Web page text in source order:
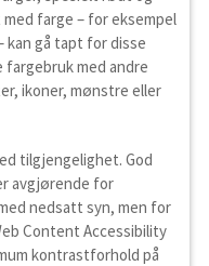
farge – for eksempel
kan gå tapt for disse
fargebruk med andre
ikoner, mønstre eller
tilgjengelighet. God
avgjørende for
nedsatt syn, men for
Content Accessibility
kontrastforhold på